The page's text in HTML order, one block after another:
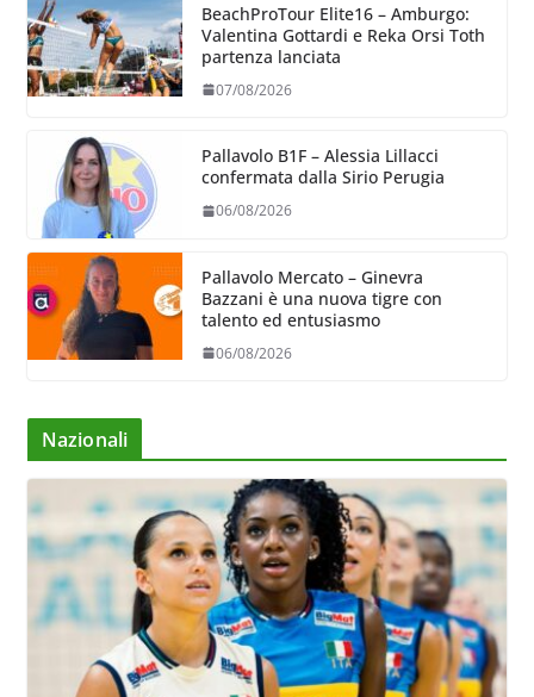
BeachProTour Elite16 – Amburgo:
Valentina Gottardi e Reka Orsi Toth
partenza lanciata
07/08/2026
Pallavolo B1F – Alessia Lillacci
confermata dalla Sirio Perugia
06/08/2026
Pallavolo Mercato – Ginevra
Bazzani è una nuova tigre con
talento ed entusiasmo
06/08/2026
Nazionali